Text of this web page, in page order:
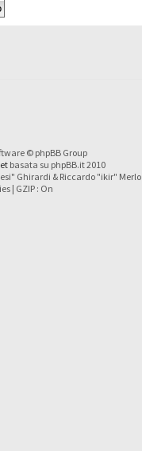
© phpBB Group
basata su phpBB.it 2010
Ghirardi & Riccardo "ikir" Merlo
| GZIP : On